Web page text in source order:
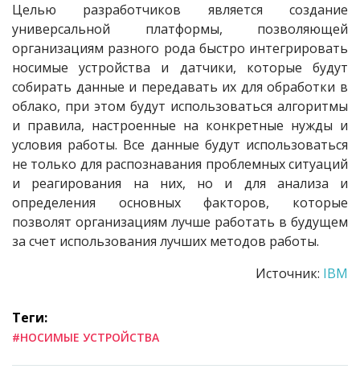
Целью разработчиков является создание
универсальной платформы, позволяющей
организациям разного рода быстро интегрировать
носимые устройства и датчики, которые будут
собирать данные и передавать их для обработки в
облако, при этом будут использоваться алгоритмы
и правила, настроенные на конкретные нужды и
условия работы. Все данные будут использоваться
не только для распознавания проблемных ситуаций
и реагирования на них, но и для анализа и
определения основных факторов, которые
позволят организациям лучше работать в будущем
за счет использования лучших методов работы.
Источник: IBM
Теги:
#НОСИМЫЕ УСТРОЙСТВА